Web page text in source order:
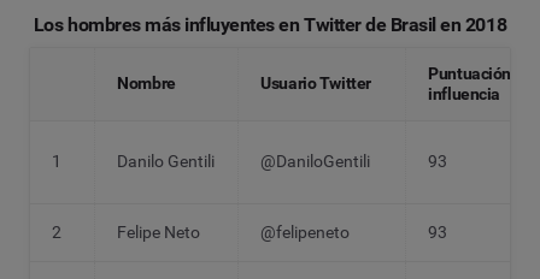
Los hombres más influyentes en Twitter de Brasil en 2018
Nombre Usuario Twitter
Puntuación
influencia
1 Danilo Gentili @DaniloGentili 93
2 Felipe Neto @felipeneto 93